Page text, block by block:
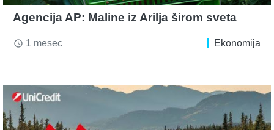
Agencija AP: Maline iz Arilja širom sveta
access_time 1 mesec Ekonomija